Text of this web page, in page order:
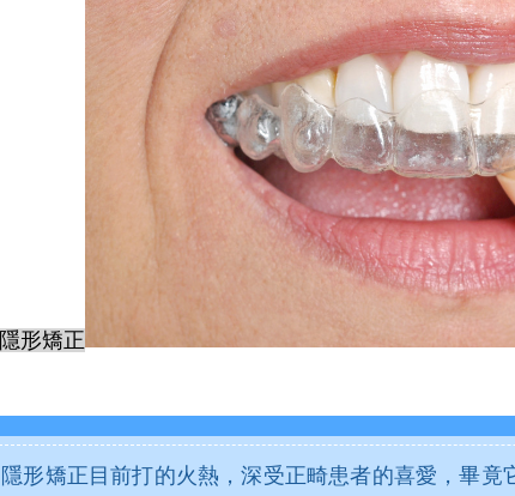
隱形矯正
隱形矯正目前打的火熱，深受正畸患者的喜愛，畢